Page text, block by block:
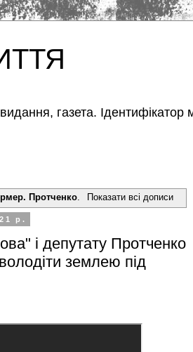
газета.
Протченко Показати всі дописи
р.
і депутату Протченко
землею під